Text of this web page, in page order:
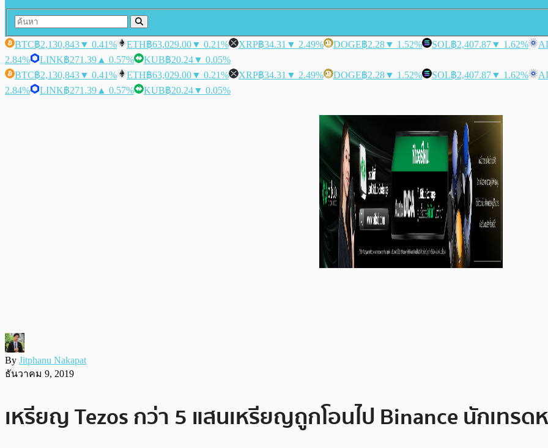
BTC฿2,130,843▼ 0.41% ETH฿63,029.00▼ 0.21% XRP฿34.31 ▼ 2.49% DOGE฿2.28▼ 1.52% SOL฿2,407.87▼ 1.62%
2.84%
LINK฿271.39 ▲ 0.57% KUB฿20.24▼ 0.05%
BTC฿2,130,843▼ 0.41% ETH฿63,029.00▼ 0.21% XRP฿34.31 ▼ 2.49% DOGE฿2.28▼ 1.52% SOL฿2,407.87▼ 1.62%
2.84%
LINK฿271.39 ▲ 0.57% KUB฿20.24▼ 0.05%
By Jitphanu Nakapat
ธันวาคม 9, 2019
เหรียญ Tezos กว่า 5 แสนเหรียญถูกโอนไป Binance นักเทร